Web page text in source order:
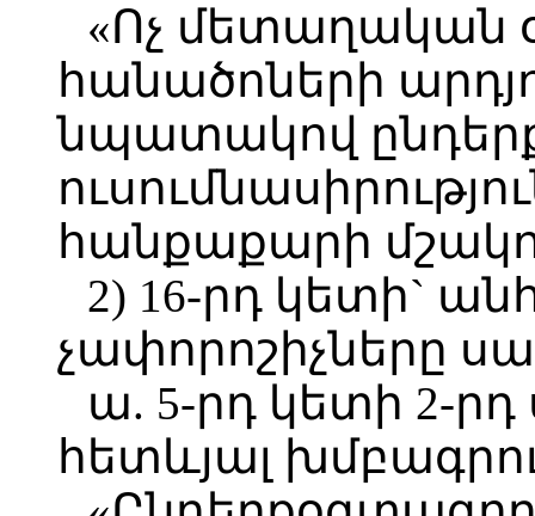
«Ոչ մետաղական
հանածոների
նպատակով
հանքաքարի
2) 16-րդ կետի`
չափորոշիչները
ա. 5-րդ կետի 2-րդ
հետևյալ